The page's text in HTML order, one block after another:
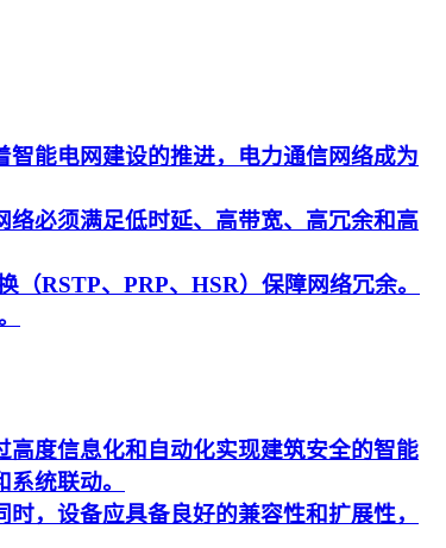
能电网建设的推进，电力通信网络成为
必须满足低时延、高带宽、高冗余和高
RSTP、PRP、HSR）保障网络冗余。
度信息化和自动化实现建筑安全的智能
统联动。
，设备应具备良好的兼容性和扩展性，